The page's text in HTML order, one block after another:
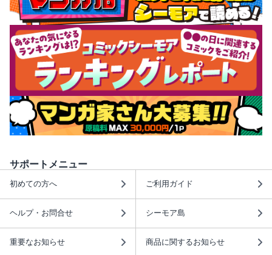
サポートメニュー
初めての方へ ご利用ガイド
ヘルプ・お問合せ シーモア島
重要なお知らせ 商品に関するお知らせ